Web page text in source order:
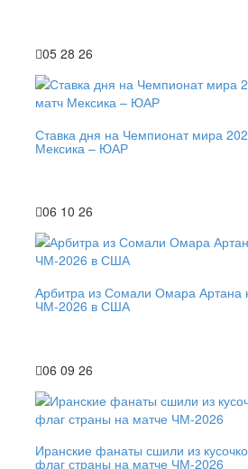
05 28 26
Ставка дня на Чемпионат мира
Мексика – ЮАР
06 10 26
Арбитра из Сомали Омара Артана
ЧМ-2026 в США
06 09 26
Иранские фанаты сшили из
флаг страны на матче ЧМ-2026